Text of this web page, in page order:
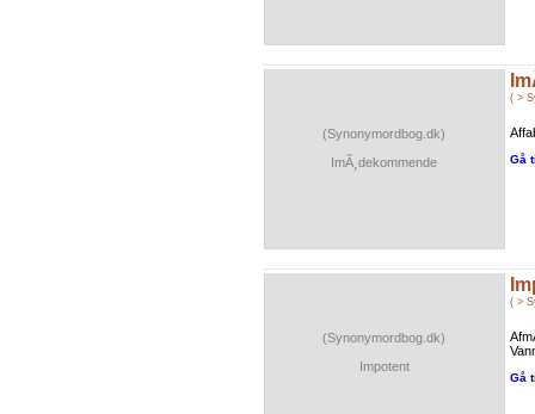
(Synonymordbog.dk)
ImÃ¸dekommende
( >
Gå
(Synonymordbog.dk)
Impotent
( >
Gå